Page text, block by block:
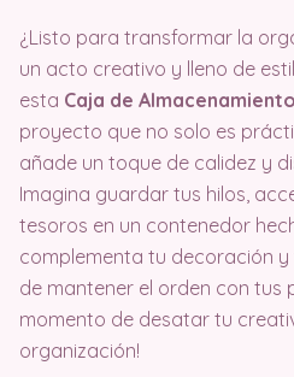
¿Listo para transformar la
un acto creativo y lleno de
esta Caja de
proyecto que no solo es
añade un toque de calidez y
Imagina guardar tus hilos,
tesoros en un contenedor
complementa tu decoración
de mantener el orden con tus
momento de desatar tu
organización!